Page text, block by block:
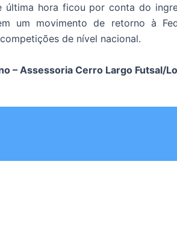
última hora ficou por conta do
um movimento de retorno à
de nível nacional.
– Assessoria Cerro Largo Futsal/